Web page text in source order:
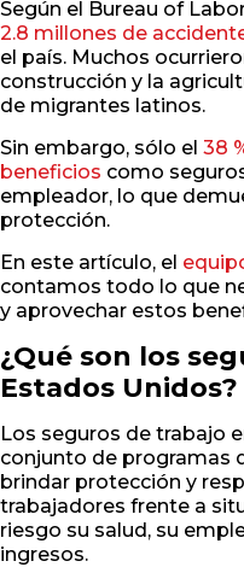
Según el Bureau of
2.8 millones de
el país. Muchos
construcción y la
de migrantes latinos.
Sin embargo, sólo el 38
beneficios como
empleador, lo que
protección.
En este artículo, el
contamos todo lo que
y aprovechar estos
¿Qué son los
Estados Unidos?
Los seguros de trabajo
conjunto de programas
brindar protección y
trabajadores frente a
riesgo su salud, su
ingresos.